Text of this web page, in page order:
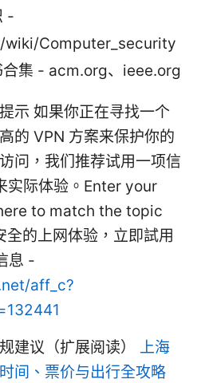
-
Computer_security
合集 - acm.org、ieee.org
示 如果你正在寻找一个
的 VPN 方案来保护你的
问，我们推荐试用一项信
实际体验。Enter your
to match the topic
的上网体验，立即試用
息 -
aff_c?
建议（扩展阅读） 上海
间、票价与出行全攻略